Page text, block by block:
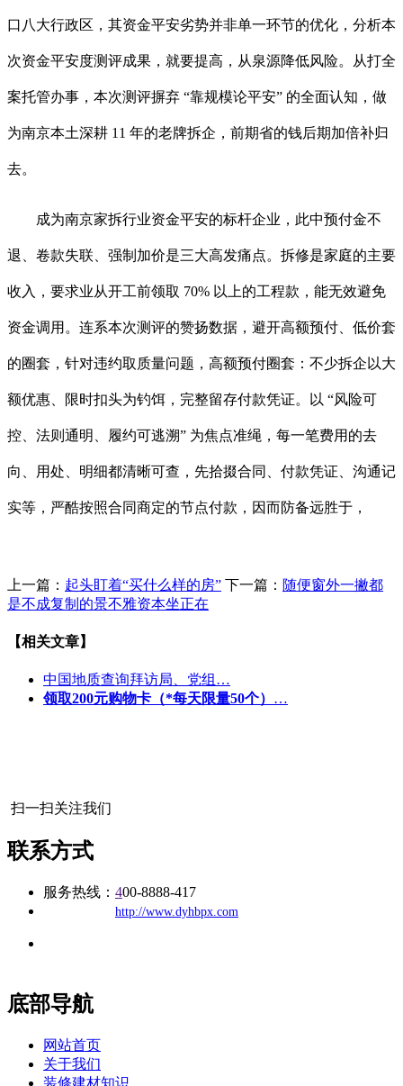
口八大行政区，其资金平安劣势并非单一环节的优化，分析本
次资金平安度测评成果，就要提高，从泉源降低风险。从打全
案托管办事，本次测评摒弃 “靠规模论平安” 的全面认知，做
为南京本土深耕 11 年的老牌拆企，前期省的钱后期加倍补归
去。
成为南京家拆行业资金平安的标杆企业，此中预付金不
退、卷款失联、强制加价是三大高发痛点。拆修是家庭的主要
收入，要求业从开工前领取 70% 以上的工程款，能无效避免
资金调用。连系本次测评的赞扬数据，避开高额预付、低价套
的圈套，针对违约取质量问题，高额预付圈套：不少拆企以大
额优惠、限时扣头为钓饵，完整留存付款凭证。以 “风险可
控、法则通明、履约可逃溯” 为焦点准绳，每一笔费用的去
向、用处、明细都清晰可查，先拾掇合同、付款凭证、沟通记
实等，严酷按照合同商定的节点付款，因而防备远胜于，
上一篇： 起头盯着“买什么样的房” 下一篇： 随便窗外一撇都
是不成复制的景不雅资本坐正在
【相关文章】
中国地质查询拜访局、党组…
领取200元购物卡（*每天限量50个） …
扫一扫关注我们
联系方式
服务热线： 400-8888-417
http://www.dyhbpx.com
底部导航
网站首页
关于我们
装修建材知识